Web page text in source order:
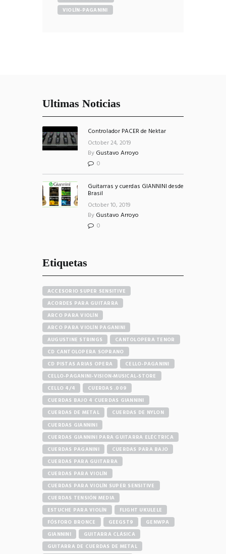
VIOLÍN-PAGANINI
Ultimas Noticias
Controlador PACER de Nektar
October 24, 2019
By Gustavo Arroyo
0
Guitarras y cuerdas GIANNINI desde
Brasil
October 10, 2019
By Gustavo Arroyo
0
Etiquetas
ACCESORIO SUPER SENSITIVE
ACORDES PARA GUITARRA
ARCO PARA VIOLÍN
ARCO PARA VIOLÍN PAGANINI
AUGUSTINE STRINGS
CANTOLOPERA TENOR
CD CANTOLOPERA SOPRANO
CD PISTAS ARIAS OPERA
CELLO-PAGANINI
CELLO-PAGANINI-VISION-MUSICAL-STORE
CELLO 4/4
CUERDAS .009
CUERDAS BAJO 4 CUERDAS GIANNINI
CUERDAS DE METAL
CUERDAS DE NYLON
CUERDAS GIANNINI
CUERDAS GIANNINI PARA GUITARRA ELÉCTRICA
CUERDAS PAGANINI
CUERDAS PARA BAJO
CUERDAS PARA GUITARRA
CUERDAS PARA VIOLÍN
CUERDAS PARA VIOLÍN SUPER SENSITIVE
CUERDAS TENSIÓN MEDIA
ESTUCHE PARA VIOLÍN
FLIGHT UKULELE
FÓSFORO BRONCE
GEEGST9
GENWPA
GIANNINI
GUITARRA CLÁSICA
GUITARRA DE CUERDAS DE METAL